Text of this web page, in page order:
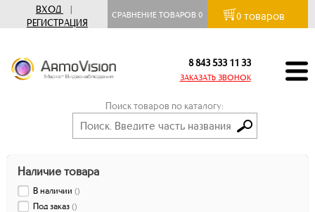
ВХОД
|
РЕГИСТРАЦИЯ
СРАВНЕНИЕ ТОВАРОВ0 0 товаров
8 843 533 11 33
ЗАКАЗАТЬ ЗВОНОК
Поиск товаров по каталогу:
Наличие товара
В наличии ()
Под заказ ()